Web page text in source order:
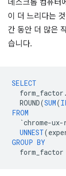
데스크톱 컴퓨터
이 더 느리다는
간 동안 더 많은
습니다.
SELECT
form_factor .
ROUND(SUM(
FROM
`chrome-ux-
UNNEST(
GROUP BY
form_factor